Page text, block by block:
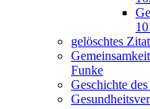
gelöschtes Zitat
Funke
Geschichte